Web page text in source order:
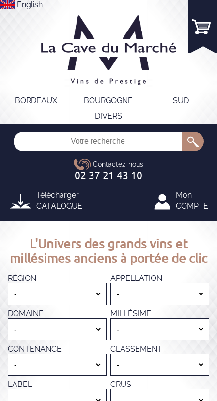
English
BORDEAUX BOURGOGNE
SUD
DIVERS
Télécharger
CATALOGUE
Mon
COMPTE
L'Univers des grands vins et
millésimes anciens à portée de clic
RÉGION APPELLATION
DOMAINE MILLÉSIME
CONTENANCE CLASSEMENT
LABEL CRUS